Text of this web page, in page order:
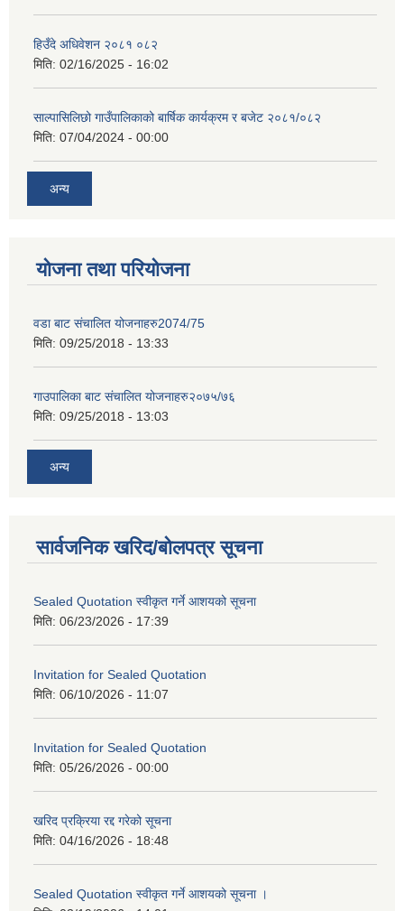
हिउँदे अधिवेशन २०८१ ०८२
मिति: 02/16/2025 - 16:02
साल्पासिलिछो गाउँपालिकाको बार्षिक कार्यक्रम र बजेट २०८१/०८२
मिति: 07/04/2024 - 00:00
अन्य
योजना तथा परियोजना
वडा बाट संचालित योजनाहरु2074/75
मिति: 09/25/2018 - 13:33
गाउपालिका बाट संचालित योजनाहरु२०७५/७६
मिति: 09/25/2018 - 13:03
अन्य
सार्वजनिक खरिद/बोलपत्र सूचना
Sealed Quotation स्वीकृत गर्ने आशयको सूचना
मिति: 06/23/2026 - 17:39
Invitation for Sealed Quotation
मिति: 06/10/2026 - 11:07
Invitation for Sealed Quotation
मिति: 05/26/2026 - 00:00
खरिद प्रक्रिया रद्द गरेको सूचना
मिति: 04/16/2026 - 18:48
Sealed Quotation स्वीकृत गर्ने आशयको सूचना ।